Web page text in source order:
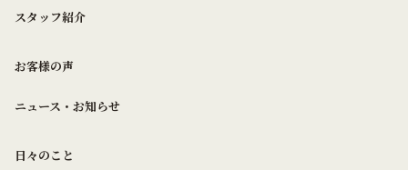
スタッフ紹介
お客様の声
ニュース・お知らせ
日々のこと